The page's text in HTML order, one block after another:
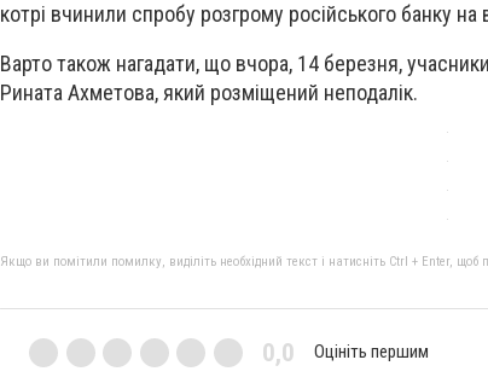
котрі вчинили спробу розгрому російського банку на
Варто також нагадати, що вчора, 14 березня,
Рината Ахметова, який розміщений неподалік.
Якщо ви помітили помилку, виділіть необхідний текст і натисніть Ctrl + Enter, щоб
0,0 Оцініть першим